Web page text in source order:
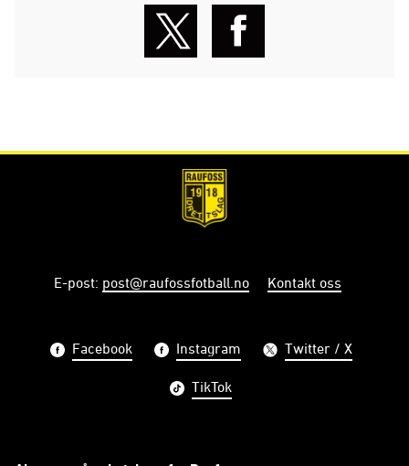
E-post: post@raufossfotball.no Kontakt oss
Facebook Instagram Twitter / X
TikTok